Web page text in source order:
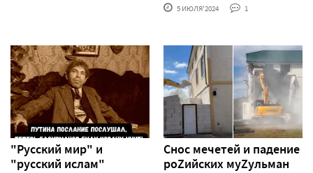
5 ИЮЛЯ'2024 1
"Русский мир" и
"русский ислам"
Снос мечетей и падение
роZийских муZульман